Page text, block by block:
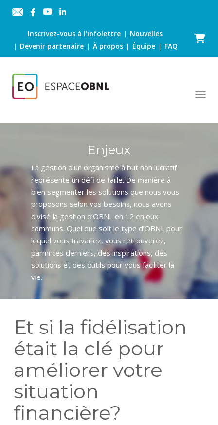
Inscrivez-vous à l'infolettre| Nouvelles
| Devenir partenaire |À propos | Équipe | FAQ
Panier
Enjeux
La gestion d’un organisme à but non lucratif
représente un défi de taille. De manière à
bien segmenter les solutions que nous vous
proposons selon vos besoins, nous avons
divisé la gestion d’OBNL en 12 enjeux
communs. Quel que soit le type d’OBNL pour
lequel vous travaillez, vous retrouverez,
parmi ces derniers, des inspirations, des
solutions et des outils pour vous faciliter la
vie.
Et si la fidélisation
était la clé pour
améliorer votre
situation
financière?